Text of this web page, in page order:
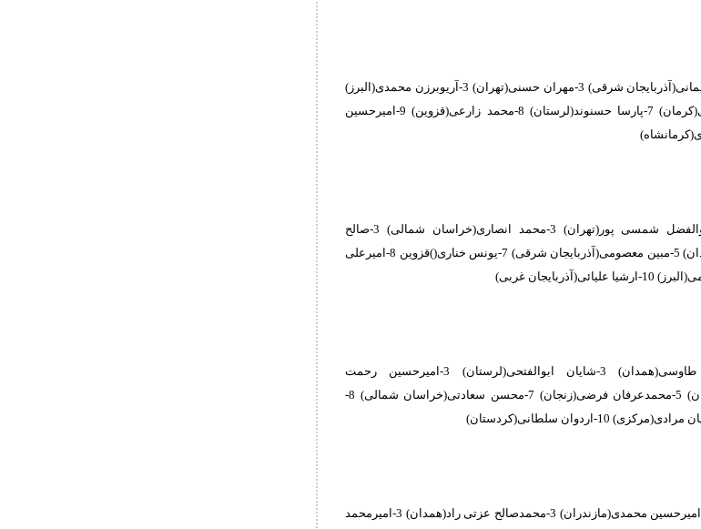
1-ماهان کاوسی(مازندران) 2-سالار پیمانی(آذربایجان شرقی) 3-مهران حسنی(تهران) 3-آریوبرزن محمدی(البرز)
5-علی بابا(قم) 5-امیرحسین محمدی(کرمان) 7-پارسا حسنوند(لرستان) 8-محمد زارعی(قزوین) 9-امیرحسین
1-سبحان اسمی(توابع تهران) 2-ابوالفضل شمسی پور(تهران) 3-محمد انصاری(خراسان شمالی) 3-صالح
محمدی(قم) 5-محمدطاها شکری(همدان) 5-مبین معصومی(آذربایجان شرقی) 7-یونس خناری()قزوین 8-امیرعلی
1-رضا افشار(مازندران) 2-پارسا طاوسی(همدان) 3-شایان ابوالفتحی(لرستان) 3-امیرحسین رحمت
آبادی(کرمانشاه) 5-پیمان زمانی(تهران) 5-محمدعرفان فرضی(زنجان) 7-محسن سعادتی(خراسان شمالی) 8-
1-امیررضا علیپور(خراسان رضوی) 2-امیرحسین محمدی(مازندران) 3-محمدصالح عزتی راد(همدان) 3-امیرمحمد